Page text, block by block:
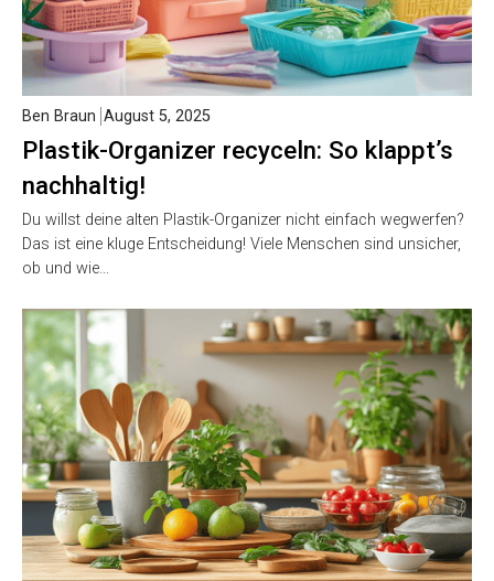
Plastik-Organizer recyceln: So klappt’s
nachhaltig!
Ben Braun August 5, 2025
Du willst deine alten Plastik-Organizer nicht einfach wegwerfen?
Das ist eine kluge Entscheidung! Viele Menschen sind unsicher,
ob und wie…